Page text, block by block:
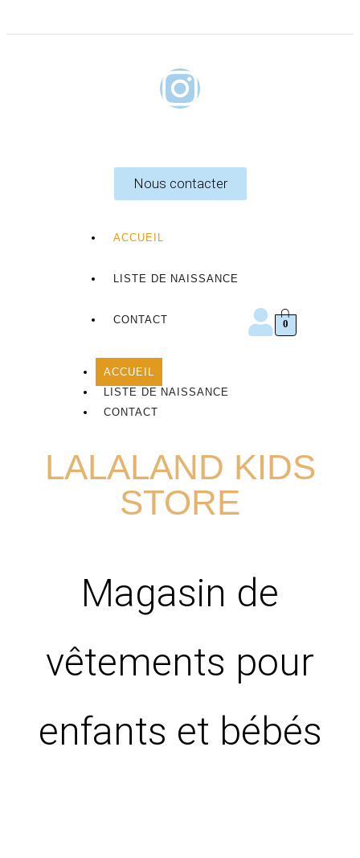
Nous contacter
ACCUEIL
LISTE DE NAISSANCE
CONTACT
ACCUEIL
LISTE DE NAISSANCE
CONTACT
0
LALALAND KIDS
STORE
Magasin de
vêtements pour
enfants et bébés